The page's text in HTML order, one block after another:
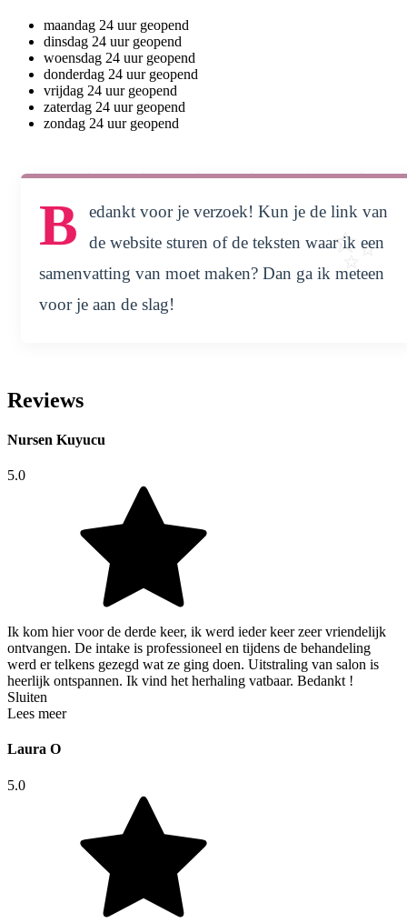
maandag 24 uur geopend
dinsdag 24 uur geopend
woensdag 24 uur geopend
donderdag 24 uur geopend
vrijdag 24 uur geopend
zaterdag 24 uur geopend
zondag 24 uur geopend
B
edankt voor je verzoek! Kun je de link van
de website sturen of de teksten waar ik een
samenvatting van moet maken? Dan ga ik meteen
voor je aan de slag!
Reviews
Nursen Kuyucu
5.0
Ik kom hier voor de derde keer, ik werd ieder keer zeer vriendelijk
ontvangen. De intake is professioneel en tijdens de behandeling
werd er telkens gezegd wat ze ging doen. Uitstraling van salon is
heerlijk ontspannen. Ik vind het herhaling vatbaar. Bedankt !
Sluiten
Lees meer
Laura O
5.0